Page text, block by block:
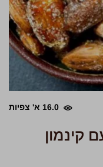
16.0 א' צפיות
קינמון